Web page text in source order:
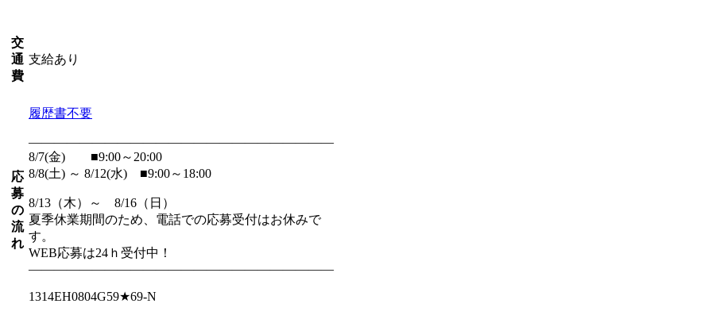
交
通
費
支給あり
応
募
の
流
れ
履歴書不要
――――――――――――――――――――――――
8/7(金) ■9:00～20:00
8/8(土) ～ 8/12(水) ■9:00～18:00
8/13（木）～ 8/16（日）
夏季休業期間のため、電話での応募受付はお休みで
す。
WEB応募は24ｈ受付中！
――――――――――――――――――――――――
1314EH0804G59★69-N